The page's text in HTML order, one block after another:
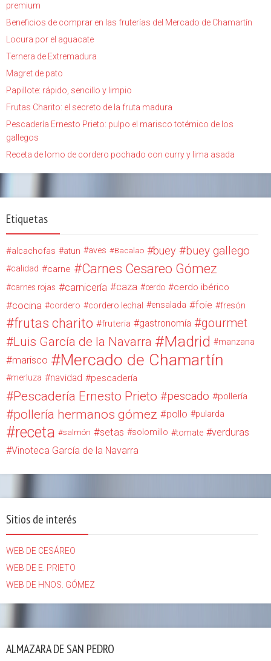
premium
Beneficios de comprar en las fruterías del Mercado de Chamartín
Locura por el aguacate
Ternera de Extremadura
Magret de pato
Papillote: rápido, sencillo y limpio
Frutas Charito: el secreto de la fruta madura
Pescadería Ernesto Prieto: pulpo el marisco totémico de los
gallegos
Receta de lomo de cordero pochado con curry y lima asada
Etiquetas
alcachofas atun aves Bacalao buey buey gallego
calidad carne Carnes Cesareo Gómez
carnes rojas carnicería caza cerdo cerdo ibérico
cocina cordero cordero lechal ensalada foie fresón
frutas charito fruteria gastronomía gourmet
Luis García de la Navarra Madrid manzana
marisco Mercado de Chamartín
merluza navidad pescadería
Pescadería Ernesto Prieto pescado pollería
pollería hermanos gómez pollo pularda
receta salmón setas solomillo tomate
verduras
Vinoteca García de la Navarra
Sitios de interés
WEB DE CESÁREO
WEB DE E. PRIETO
WEB DE HNOS. GÓMEZ
ALMAZARA DE SAN PEDRO